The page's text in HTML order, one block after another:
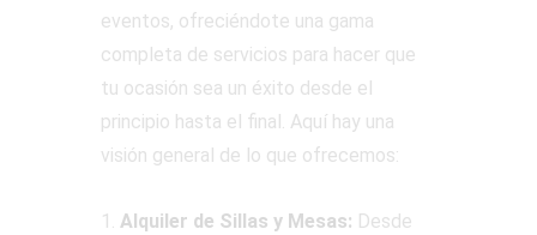
eventos, ofreciéndote una gama
completa de servicios para hacer que
tu ocasión sea un éxito desde el
principio hasta el final. Aquí hay una
visión general de lo que ofrecemos:
1. Alquiler de Sillas y Mesas: Desde